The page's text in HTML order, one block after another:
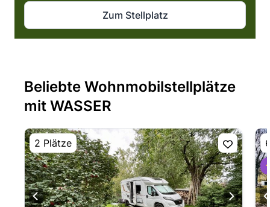
Zum Stellplatz
Beliebte Wohnmobilstellplätze
mit WASSER
2 Plätze